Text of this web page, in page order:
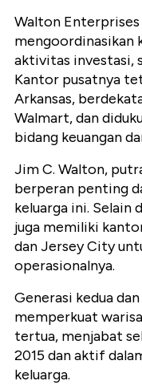
Walton
mengoordinasikan
aktivitas investasi,
Kantor pusatnya
Arkansas,
Walmart, dan
bidang keuangan
Jim C. Walton,
berperan penting
keluarga ini. Selain
juga memiliki
dan Jersey City
operasionalnya.
Generasi kedua
memperkuat
tertua, menjabat
2015 dan aktif
keluarga.